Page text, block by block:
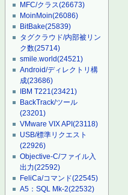
MFC/クラス(26673)
MoinMoin(26086)
BitBake(25839)
タグクラウド/内部被リン
ク数(25714)
smile.world(24521)
Android/ディレクトリ構
成(23686)
IBM T221(23421)
BackTrack/ツール
(23201)
VMware VIX API(23118)
USB/標準リクエスト
(22926)
Objective-C/ファイル入
出力(22592)
FeliCa/コマンド(22545)
A5：SQL Mk-2(22532)